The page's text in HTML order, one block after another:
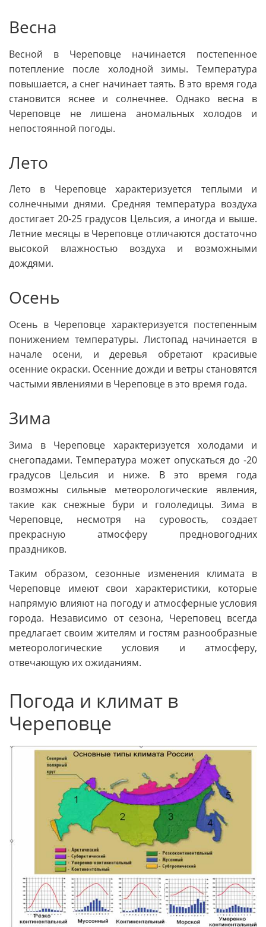
Весна
Весной в Череповце начинается постепенное
потепление после холодной зимы. Температура
повышается, а снег начинает таять. В это время года
становится яснее и солнечнее. Однако весна в
Череповце не лишена аномальных холодов и
непостоянной погоды.
Лето
Лето в Череповце характеризуется теплыми и
солнечными днями. Средняя температура воздуха
достигает 20-25 градусов Цельсия, а иногда и выше.
Летние месяцы в Череповце отличаются достаточно
высокой влажностью воздуха и возможными
дождями.
Осень
Осень в Череповце характеризуется постепенным
понижением температуры. Листопад начинается в
начале осени, и деревья обретают красивые
осенние окраски. Осенние дожди и ветры становятся
частыми явлениями в Череповце в это время года.
Зима
Зима в Череповце характеризуется холодами и
снегопадами. Температура может опускаться до -20
градусов Цельсия и ниже. В это время года
возможны сильные метеорологические явления,
такие как снежные бури и гололедицы. Зима в
Череповце, несмотря на суровость, создает
прекрасную атмосферу предновогодних
праздников.
Таким образом, сезонные изменения климата в
Череповце имеют свои характеристики, которые
напрямую влияют на погоду и атмосферные условия
города. Независимо от сезона, Череповец всегда
предлагает своим жителям и гостям разнообразные
метеорологические условия и атмосферу,
отвечающую их ожиданиям.
Погода и климат в
Череповце